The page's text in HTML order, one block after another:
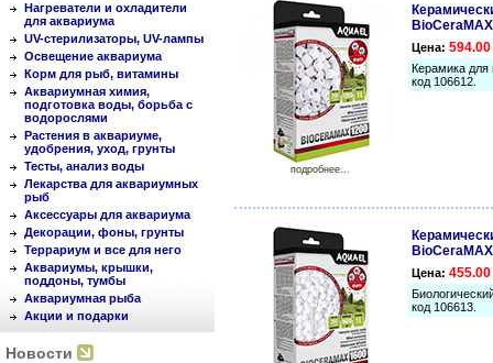
Нагреватели и охладители
для аквариума
UV-стерилизаторы, UV-лампы
Освещение аквариума
Корм для рыб, витамины
Аквариумная химия,
подготовка воды, борьба с
водорослями
Растения в аквариуме,
удобрения, уход, грунты
Тесты, анализ воды
Лекарства для аквариумных
рыб
Аксессуары для аквариума
Декорации, фоны, грунты
Террариум и все для него
Аквариумы, крышки,
поддоны, тумбы
Аквариумная рыба
Акции и подарки
Новости
подробнее...
Цена: 594.00
Керамика для
код 106612.
Цена: 455.00
код 106613.